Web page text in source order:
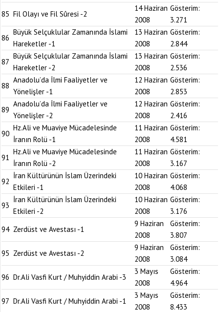
85 Fil Olayı ve Fil Sûresi -2
14 Haziran
2008
Gösterim:
3.271
86
Büyük Selçuklular Zamanında İslami
Hareketler -1
13 Haziran
2008
Gösterim:
2.844
87
Büyük Selçuklular Zamanında İslami
Hareketler -2
13 Haziran
2008
Gösterim:
2.536
88
Anadolu’da İlmi Faaliyetler ve
Yönelişler -1
12 Haziran
2008
Gösterim:
2.853
89
Anadolu’da İlmi Faaliyetler ve
Yönelişler -2
12 Haziran
2008
Gösterim:
2.416
90
Hz.Ali ve Muaviye Mücadelesinde
İranın Rolü -1
11 Haziran
2008
Gösterim:
4.581
91
Hz.Ali ve Muaviye Mücadelesinde
İranın Rolü -2
11 Haziran
2008
Gösterim:
3.167
92
İran Kültürünün İslam Üzerindeki
Etkileri -1
10 Haziran
2008
Gösterim:
4.068
93
İran Kültürünün İslam Üzerindeki
Etkileri -2
10 Haziran
2008
Gösterim:
3.176
94 Zerdüst ve Avestası -1
9 Haziran
2008
Gösterim:
3.807
95 Zerdüst ve Avestası -2
9 Haziran
2008
Gösterim:
3.084
96 Dr.Ali Vasfi Kurt / Muhyiddin Arabi -3
3 Mayıs
2008
Gösterim:
4.964
97 Dr.Ali Vasfi Kurt / Muhyiddin Arabi -1
3 Mayıs
2008
Gösterim:
8.433